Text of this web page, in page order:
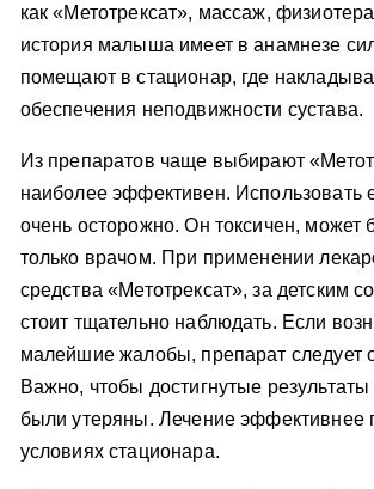
как «Метотрексат», массаж,
история малыша имеет в анамнезе
помещают в стационар, где
обеспечения неподвижности сустава.
Из препаратов чаще выбирают
наиболее эффективен. Использовать
очень осторожно. Он токсичен, может
только врачом. При применении
средства «Метотрексат», за детским
стоит тщательно наблюдать. Если
малейшие жалобы, препарат следует
Важно, чтобы достигнутые
были утеряны. Лечение эффективнее
условиях стационара.